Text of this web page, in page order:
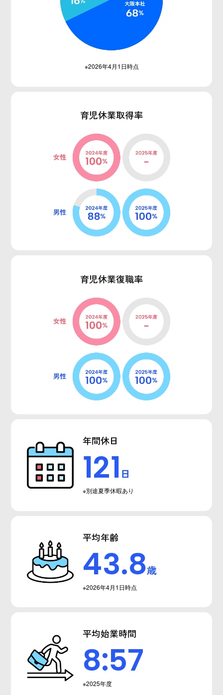
※2026年4月1日時点
育児休業取得率
育児休業復職率
年間休日
121 日
※別途夏季休暇あり
平均年齢
43.8歳
※2026年4月1日時点
平均始業時間
8:57
※2025年度